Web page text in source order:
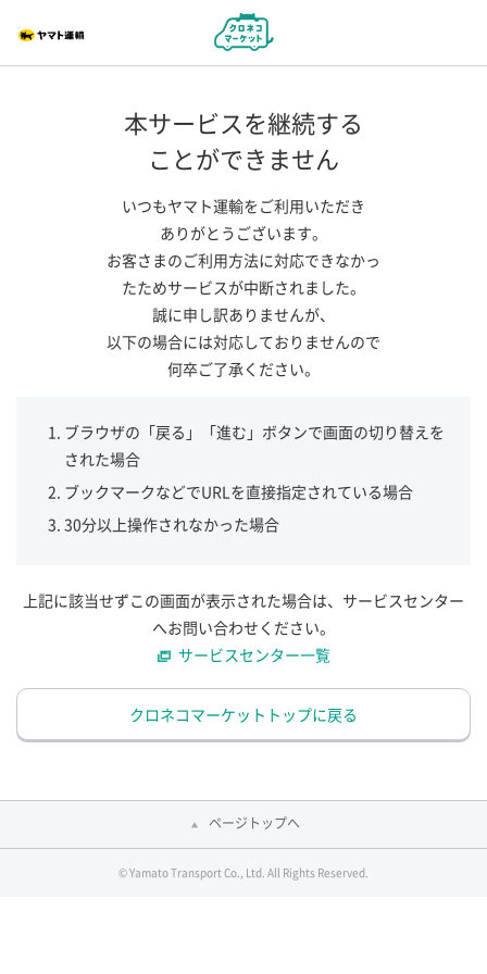
本サービスを継続する
ことができません
いつもヤマト運輸をご利用いただき
ありがとうございます。
お客さまのご利用方法に対応できなかっ
たためサービスが中断されました。
誠に申し訳ありませんが、
以下の場合には対応しておりませんので
何卒ご了承ください。
ブラウザの「戻る」「進む」ボタンで画面の切り替えを
された場合
ブックマークなどでURLを直接指定されている場合
30分以上操作されなかった場合
上記に該当せずこの画面が表示された場合は、サービスセンター
へお問い合わせください。
サービスセンター一覧
クロネコマーケットトップに戻る
ページトップへ
© Yamato Transport Co., Ltd. All Rights Reserved.